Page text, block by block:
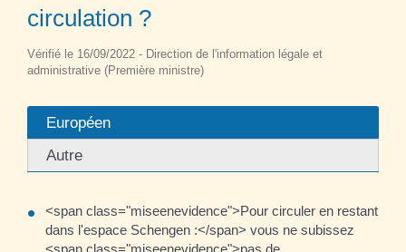
circulation ?
Vérifié le 16/09/2022 - Direction de l'information légale et
administrative (Première ministre)
Européen
Autre
<span class="miseenevidence">Pour circuler en restant
dans l'espace Schengen :</span> vous ne subissez
<span class="miseenevidence">pas de